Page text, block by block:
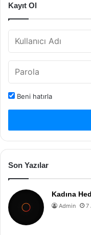
Kayıt Ol
Beni hatırla
Son Yazılar
Kadına
Admin 7